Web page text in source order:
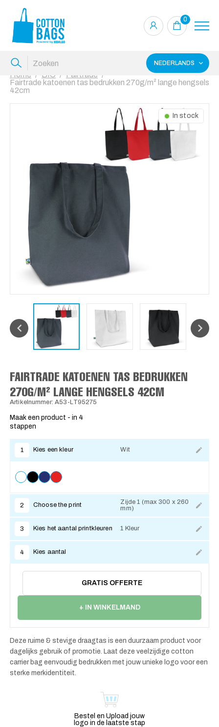
0
NEDERLANDS
Home BIO
Fairtrade
Fairtrade katoenen tas bedrukken 270g/m² lange hengsels
42cm
In stock
FAIRTRADE KATOENEN TAS BEDRUKKEN
270G/M² LANGE HENGSELS 42CM
Artikelnummer: A53-LT95275
Maak een product - in 4
stappen
1 Kies een kleur Wit
2 Choose the print
Zijde 1 (max 300 x 260
mm)
3 Kies het aantal printkleuren 1 Kleur
4 Kies aantal
GRATIS OFFERTE
+ IN WINKELMAND
Deze ruime & stevige draagtas is een duurzaam product voor
dagelijks gebruik of promotie. Laat deze veelzijdige cotton
carrier bag eenvoudig bedrukken met jouw unieke logo voor een
sterke merkidentiteit.
Bestel en Upload jouw
logo in de laatste stap